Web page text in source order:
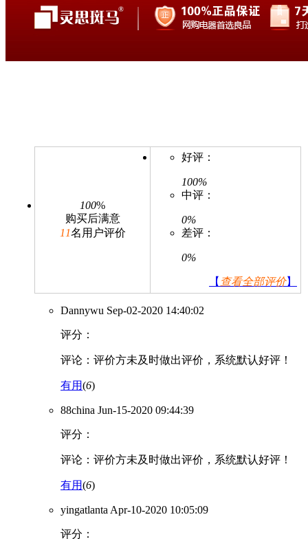
100%
购买后满意
11名用户评价
好评：
100%
中评：
0%
差评：
0%
【 查看全部评价】
Dannywu Sep-02-2020 14:40:02
评分：
评论：评价方未及时做出评价，系统默认好评！
有用(6)
88china Jun-15-2020 09:44:39
评分：
评论：评价方未及时做出评价，系统默认好评！
有用(6)
yingatlanta Apr-10-2020 10:05:09
评分：